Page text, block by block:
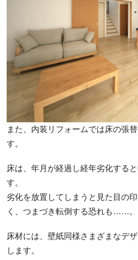
また、内装リフォームでは床の張
す。
床は、年月が経過し経年劣化する
す。
劣化を放置してしまうと見た目の
く、つまづき転倒する恐れも……。
床材には、壁紙同様さまざまなデ
します。